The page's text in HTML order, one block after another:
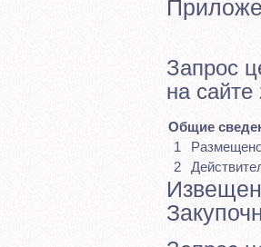
Запрос
на
Общие
1
2